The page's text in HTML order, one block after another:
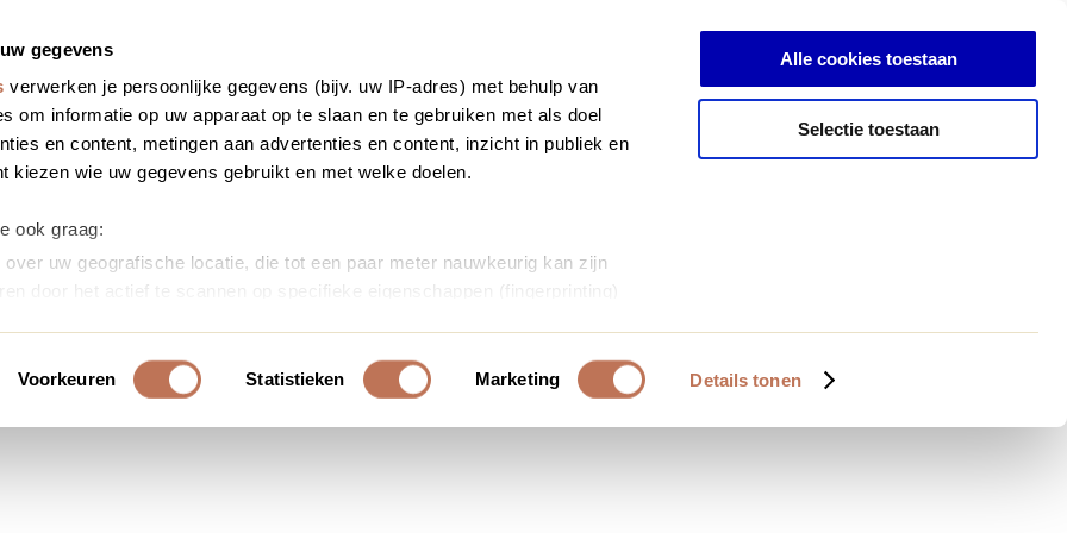
gegevens
verwerken je persoonlijke gegevens (bijv. uw IP-adres) met behulp van
om informatie op uw apparaat op te slaan en te gebruiken met als doel
en content, metingen aan advertenties en content, inzicht in publiek en
kiezen wie uw gegevens gebruikt en met welke doelen.
ook graag:
uw geografische locatie, die tot een paar meter nauwkeurig kan zijn
door het actief te scannen op specifieke eigenschappen (fingerprinting)
Voorkeuren Statistieken Marketing Details tonen
Alle cookies toestaan
Selectie toestaan
Log in